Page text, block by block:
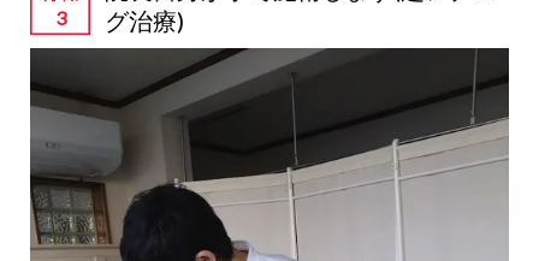
グ治療)